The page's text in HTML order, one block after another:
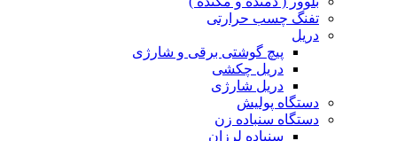
تفنگ چسب حرارتی
دریل
پیچ گوشتی برقی و شارژی
دریل چکشی
دریل شارژی
دستگاه پولیش
دستگاه سنباده زن
سنباده لرزان